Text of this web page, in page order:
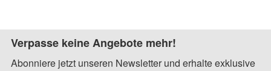
Verpasse keine Angebote mehr!
Abonniere jetzt unseren Newsletter und erhalte exklusive